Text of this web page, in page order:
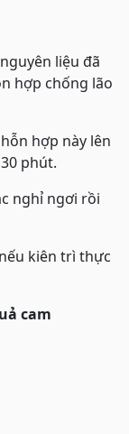
liệu đã
hợp chống lão
hợp này lên
phút.
nghỉ ngơi rồi
kiên trì thực
cam